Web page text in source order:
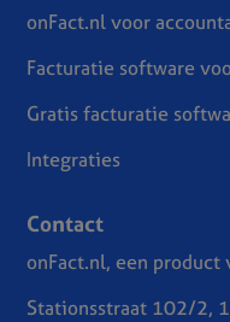
onFact.nl voor
Facturatie software
Gratis facturatie
Integraties
Contact
onFact.nl, een product
Stationsstraat 102/2,